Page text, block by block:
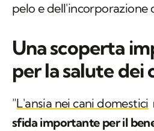
pelo e dell'incorporazione
Una scoperta
per la salute dei
"L'ansia nei cani domestici
sfida importante per il